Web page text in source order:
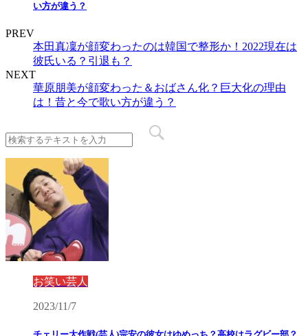
い方が違う？
PREV
本田真凜が顔変わったのは韓国で整形か！2022現在は
彼氏いる？引退も？
NEXT
華原朋美が顔変わった＆おばさん化？巨大化の理由
は！昔と今で歌い方が違う？
お笑い芸人
2023/11/7